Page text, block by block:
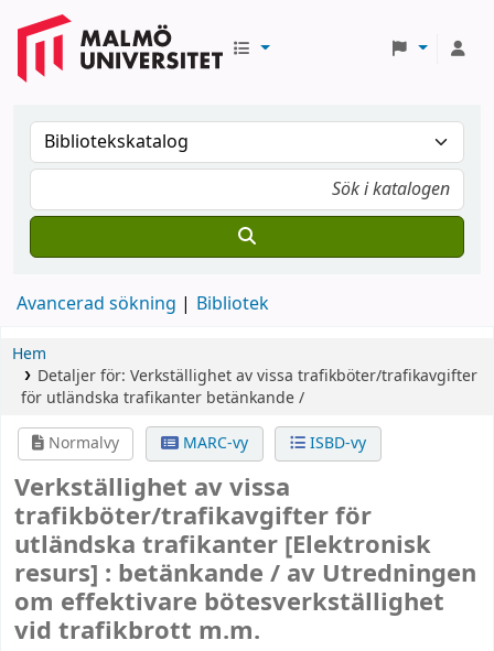
Avancerad sökning Bibliotek
Hem
Detaljer för: Verkställighet av vissa trafikböter/trafikavgifter
för utländska trafikanter betänkande /
Normalvy
MARC-vy ISBD-vy
Verkställighet av vissa
trafikböter/trafikavgifter för
utländska trafikanter [Elektronisk
resurs] : betänkande / av Utredningen
om effektivare bötesverkställighet
vid trafikbrott m.m.